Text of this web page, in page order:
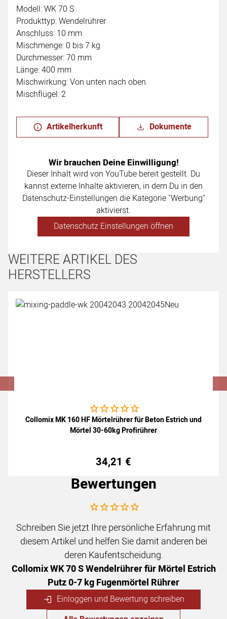
Modell: WK 70 S
Produkttyp: Wendelrührer
Anschluss: 10 mm
Mischmenge: 0 bis 7 kg
Durchmesser: 70 mm
Länge: 400 mm
Mischwirkung: Von unten nach oben
Mischflügel: 2
Artikelherkunft Dokumente
Wir brauchen Deine Einwilligung!
Dieser Inhalt wird von YouTube bereit gestellt. Du
kannst externe Inhalte aktivieren, in dem Du in den
Datenschutz-Einstellungen die Kategorie "Werbung"
aktivierst.
Datenschutz Einstellungen öffnen
WEITERE ARTIKEL DES
HERSTELLERS
Artikel überspringen
Noch keine Bewertungen abgegeben
Collomix MK 160 HF Mörtelrührer für Beton Estrich und
Mörtel 30-60kg Profirührer
34,21 €
Bewertungen
Noch keine Bewertungen abgegeben
Schreiben Sie jetzt Ihre persönliche Erfahrung mit
diesem Artikel und helfen Sie damit anderen bei
deren Kaufentscheidung.
Collomix WK 70 S Wendelrührer für Mörtel Estrich
Putz 0-7 kg Fugenmörtel Rührer
Einloggen und Bewertung schreiben